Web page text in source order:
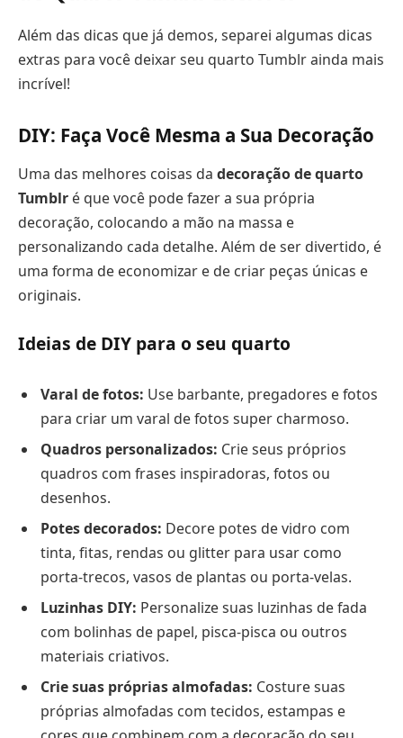
Além das dicas que já demos, separei algumas dicas
extras para você deixar seu quarto Tumblr ainda mais
incrível!
DIY: Faça Você Mesma a Sua Decoração
Uma das melhores coisas da decoração de quarto
Tumblr é que você pode fazer a sua própria
decoração, colocando a mão na massa e
personalizando cada detalhe. Além de ser divertido, é
uma forma de economizar e de criar peças únicas e
originais.
Ideias de DIY para o seu quarto
Varal de fotos: Use barbante, pregadores e fotos
para criar um varal de fotos super charmoso.
Quadros personalizados: Crie seus próprios
quadros com frases inspiradoras, fotos ou
desenhos.
Potes decorados: Decore potes de vidro com
tinta, fitas, rendas ou glitter para usar como
porta-trecos, vasos de plantas ou porta-velas.
Luzinhas DIY: Personalize suas luzinhas de fada
com bolinhas de papel, pisca-pisca ou outros
materiais criativos.
Crie suas próprias almofadas: Costure suas
próprias almofadas com tecidos, estampas e